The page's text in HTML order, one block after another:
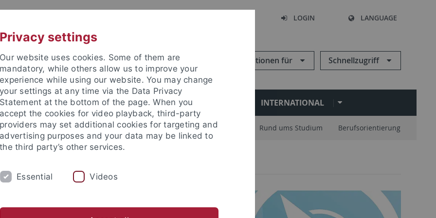
LOGIN LANGUAGE
Informationen für Schnellzugriff
FORSCHUNG EINRICHTUNGEN INTERNATIONAL
und Immatrikulation Beratung und Info Studienorganisation Rund ums Studium Berufsorientierung
Privacy settings
Our website uses cookies. Some of them are
mandatory, while others allow us to improve your
experience while using our website. You may change
your settings at any time via the Data Privacy
Statement at the bottom of the page. When you
accept the cookies for video playback, third-party
providers may set additional cookies for targeting and
advertising purposes and your data may be linked to
the third party’s other services.
Essential Videos